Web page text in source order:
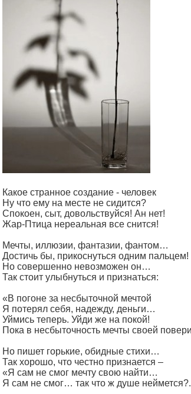
Какое странное создание - человек
Ну что ему на месте не сидится?
Спокоен, сыт, довольствуйся! Ан нет!
Жар-Птица нереальная все снится!
Мечты, иллюзии, фантазии, фантом…
Достичь бы, прикоснуться одним пальцем!
Но совершенно невозможен он…
Так стоит улыбнуться и признаться:
«В погоне за несбыточной мечтой
Я потерял себя, надежду, деньги…
Уймись теперь. Уйди же на покой!
Пока в несбыточность мечты своей
Но пишет горькие, обидные стихи…
Так хорошо, что честно признается –
«Я сам не смог мечту свою найти…
Я сам не смог… так что ж душе